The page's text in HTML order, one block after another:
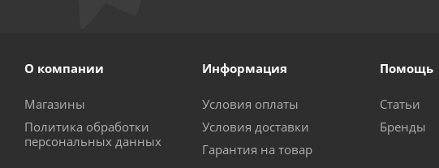
О компании
Магазины
Политика обработки
персональных данных
Информация
Условия оплаты
Условия доставки
Гарантия на товар
Помощь
Статьи
Бренды